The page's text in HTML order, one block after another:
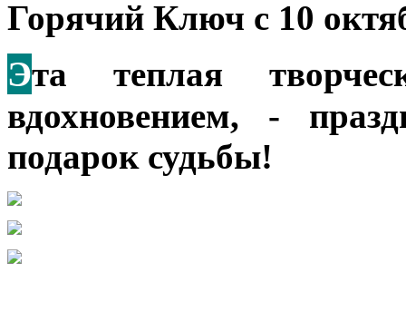
Горячий Ключ с 10
Эта теплая
вдохновением, -
подарок судьбы!